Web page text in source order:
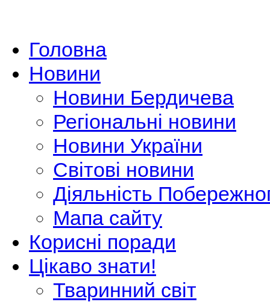
Головна
Новини
Новини Бердичева
Регіональні новини
Новини України
Світові новини
Діяльність
Мапа сайту
Корисні поради
Цікаво знати!
Тваринний світ